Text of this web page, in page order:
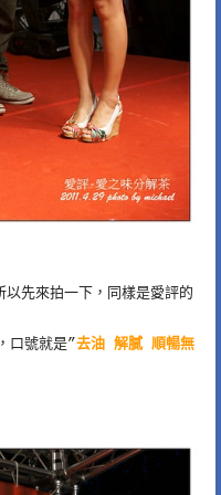
先來拍一下，同樣是愛評的
口號就是”去油 解膩 順暢無